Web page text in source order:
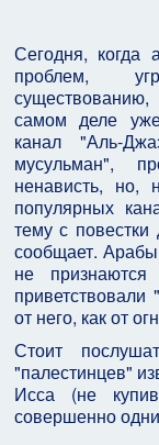
Сегодня, когда
проблем,
самом деле уже
канал "Аль-
мусульман",
ненависть, но,
популярных
тему с
сообщает.
не
приветствовали
от него, как от
Стоит
"палестинцев"
Исса (не
совершенно